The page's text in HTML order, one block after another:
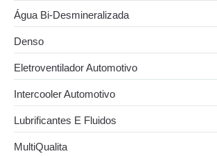
Água Bi-Desmineralizada
Denso
Eletroventilador Automotivo
Intercooler Automotivo
Lubrificantes E Fluidos
MultiQualita